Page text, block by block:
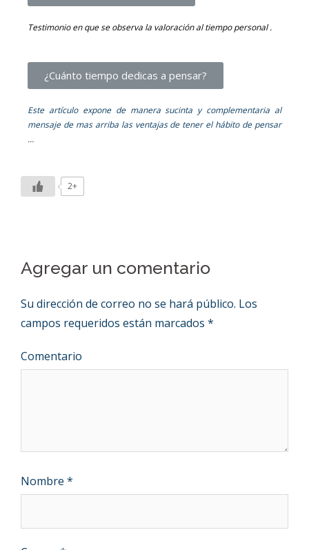
Testimonio en que se observa la valoración al tiempo personal .
¿Cuánto tiempo dedicas a pensar?
Este artículo expone de manera sucinta y complementaria al
mensaje de mas arriba las ventajas de tener el hábito de pensar
…
2+
Agregar un comentario
Su dirección de correo no se hará público. Los
campos requeridos están marcados *
Comentario
Nombre *